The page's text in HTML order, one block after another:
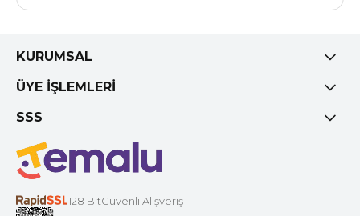
KURUMSAL
ÜYE İŞLEMLERİ
SSS
128 BitGüvenli Alışveriş